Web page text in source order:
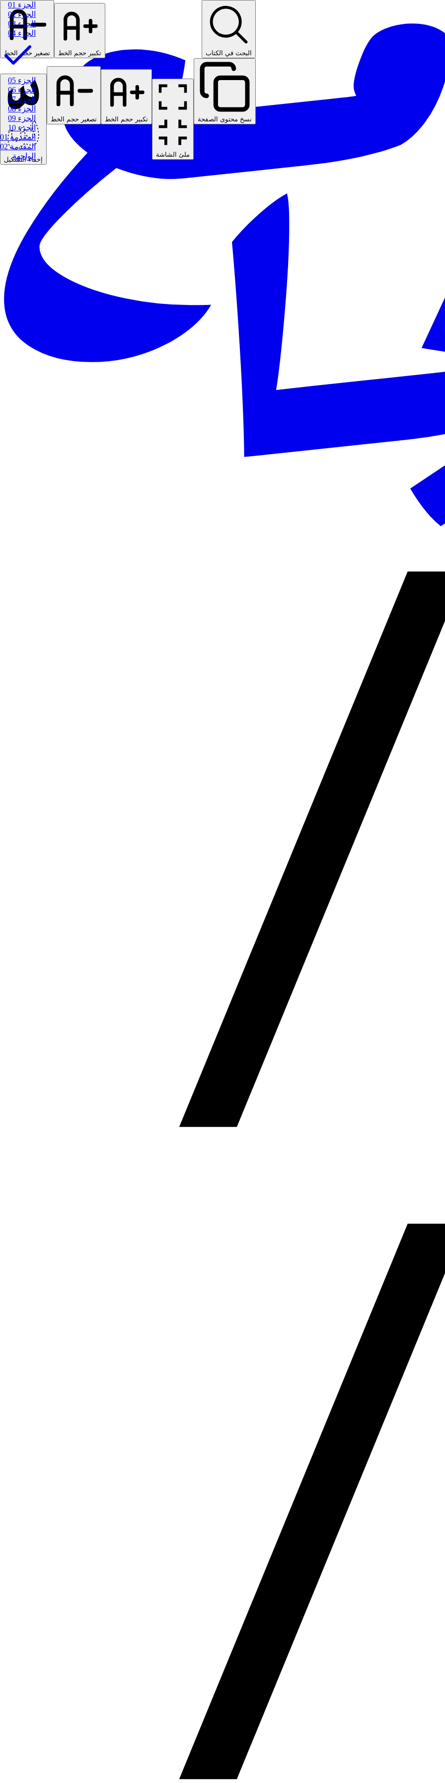
تكبير حجم الخط تصغير حجم الخط البحث في الكتاب
نسخ محتوى الصفحة
ملئ الشاشة
تكبير حجم الخط تصغير حجم الخط
إخفاء التشكيل
الجزء 01
الجزء 02
الجزء 03
الجزء 04
الجزء 05
الجزء 06
الجزء 07
الجزء 08
الجزء 09
الجزء 10
المقدمة 01
المقدمة 02
الواجهة